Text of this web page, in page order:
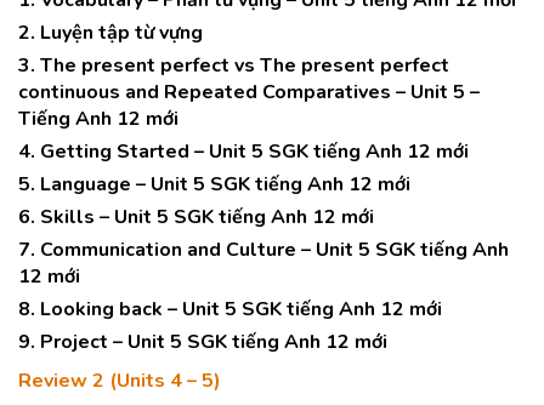
2. Luyện tập từ vựng
3. The present perfect vs The present perfect
continuous and Repeated Comparatives – Unit 5 –
Tiếng Anh 12 mới
4. Getting Started – Unit 5 SGK tiếng Anh 12 mới
5. Language – Unit 5 SGK tiếng Anh 12 mới
6. Skills – Unit 5 SGK tiếng Anh 12 mới
7. Communication and Culture – Unit 5 SGK tiếng Anh
12 mới
8. Looking back – Unit 5 SGK tiếng Anh 12 mới
9. Project – Unit 5 SGK tiếng Anh 12 mới
Review 2 (Units 4 – 5)